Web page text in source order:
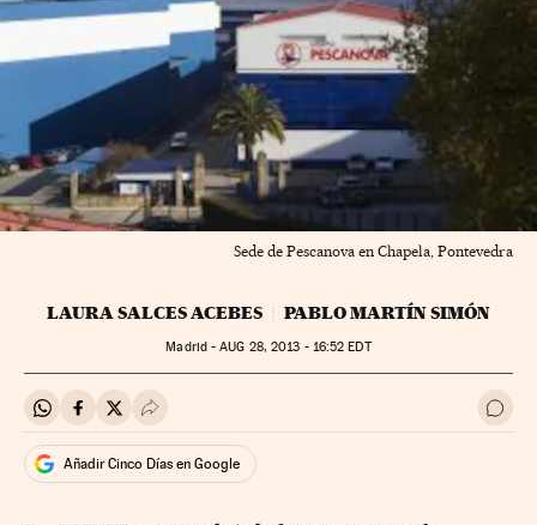
Sede de Pescanova en Chapela, Pontevedra
LAURA SALCES ACEBES PABLO MARTÍN SIMÓN
Madrid -AUG 28, 2013 - 16:52 EDT
Compartir en Whatsapp
Compartir en Facebook
Compartir en Twitter
Desplegar Redes Sociales Ir a
Añadir Cinco Días en Google